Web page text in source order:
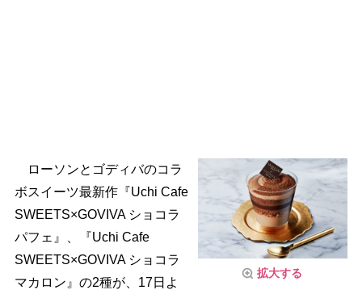
拡大する
ローソンとゴディバのコラ
ボスイーツ最新作『Uchi Cafe
SWEETS×GOVIVA ショコラ
パフェ』、『Uchi Cafe
SWEETS×GOVIVA ショコラ
マカロン』の2種が、17日よ